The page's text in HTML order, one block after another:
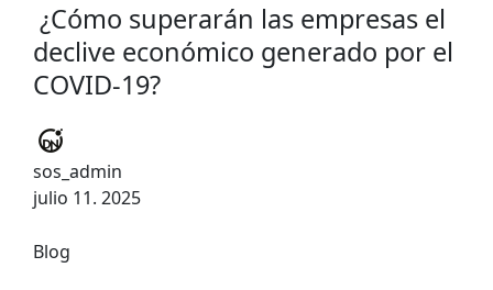
¿Cómo superarán las empresas el
declive económico generado por el
COVID-19?
sos_admin
julio 11. 2025
Blog